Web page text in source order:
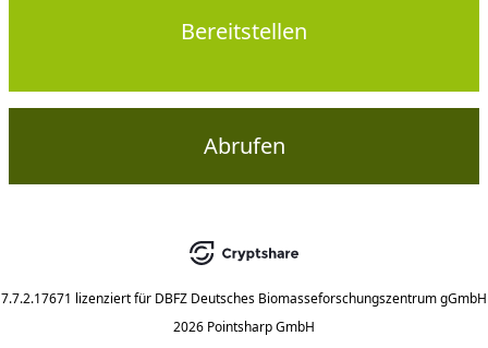
Bereitstellen
Abrufen
7.7.2.17671 lizenziert für DBFZ Deutsches Biomasseforschungszentrum gGmbH
2026 Pointsharp GmbH